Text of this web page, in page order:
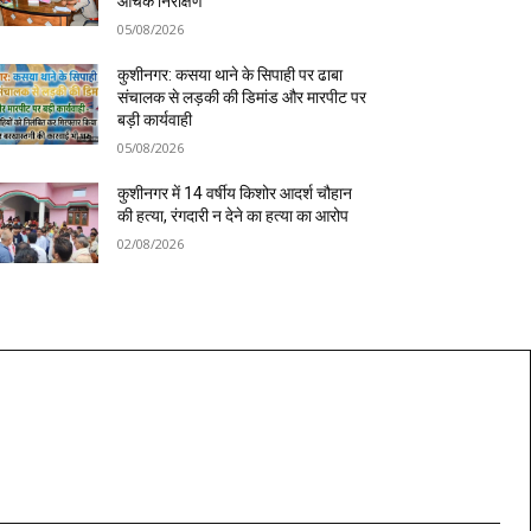
05/08/2026
कुशीनगर: कसया थाने के सिपाही पर ढाबा
संचालक से लड़की की डिमांड और मारपीट पर
बड़ी कार्यवाही
05/08/2026
कुशीनगर में 14 वर्षीय किशोर आदर्श चौहान
की हत्या, रंगदारी न देने का हत्या का आरोप
02/08/2026